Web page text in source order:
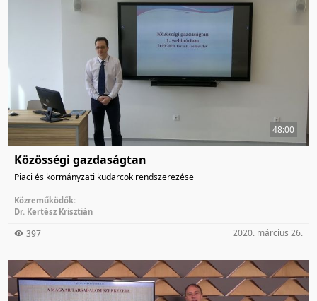
48:00
Közösségi gazdaságtan
Piaci és kormányzati kudarcok rendszerezése
Közreműködők:
Dr. Kertész Krisztián
397 2020. március 26.